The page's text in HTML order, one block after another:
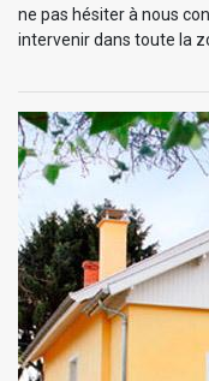
ne pas hésiter à nous
intervenir dans toute la